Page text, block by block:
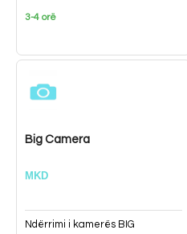
3-4 orë
Big Camera
MKD
Ndërrimi i kamerës BIG